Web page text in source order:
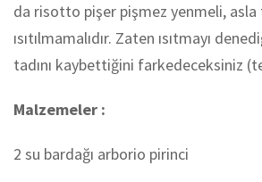
da risotto pişer pişmez yenmeli,
ısıtılmamalıdır. Zaten ısıtmayı
tadını kaybettiğini farkedeceksiniz
Malzemeler :
2 su bardağı arborio pirinci